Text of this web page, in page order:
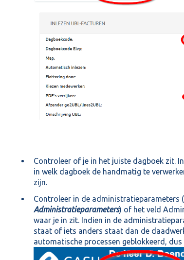
Controleer of je in het juiste dagboek zit.
in welk dagboek de handmatig te
zijn.
Controleer in de administratieparameters (
Administratieparameters) of het veld
waar je in zit. Indien in de
staat of iets anders staat dan de
automatische processen geblokkeerd, dus